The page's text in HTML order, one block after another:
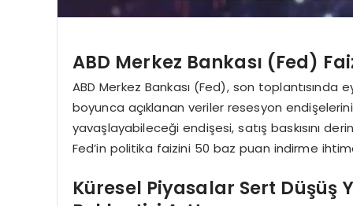
ABD Merkez Bankası (Fed)
ABD Merkez Bankası (Fed), son
boyunca açıklanan veriler resesyon
yavaşlayabileceği endişesi, satış baskısını
Fed’in politika faizini 50 baz puan indirme
Küresel Piyasalar Sert Düşüş